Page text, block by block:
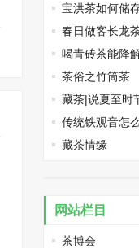
宝洪茶如何储
春日做客长龙
喝青砖茶能降
茶俗之竹筒茶
藏茶|说夏至时
传统铁观音怎
藏茶情缘
网站栏目
茶博会